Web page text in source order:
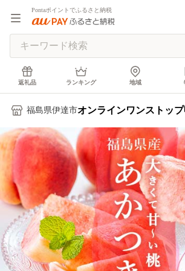
Pontaポイントでふるさと納税
返礼品 ランキング 地域
福島県伊達市オンラインワンストッ